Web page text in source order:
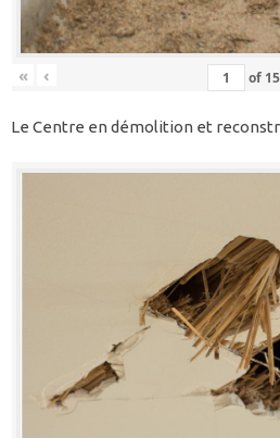
« ‹ of 15
Le Centre en démolition et